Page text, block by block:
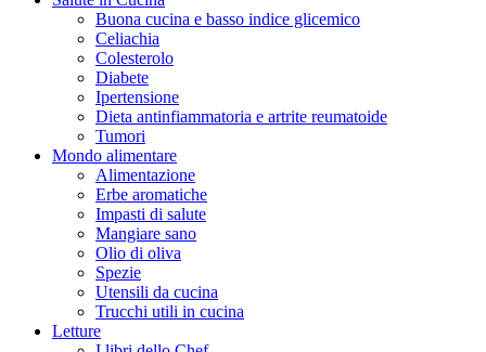
Buona cucina e basso indice glicemico
Celiachia
Colesterolo
Diabete
Ipertensione
Dieta antinfiammatoria e artrite reumatoide
Tumori
Mondo alimentare
Alimentazione
Erbe aromatiche
Impasti di salute
Mangiare sano
Olio di oliva
Spezie
Utensili da cucina
Trucchi utili in cucina
Letture